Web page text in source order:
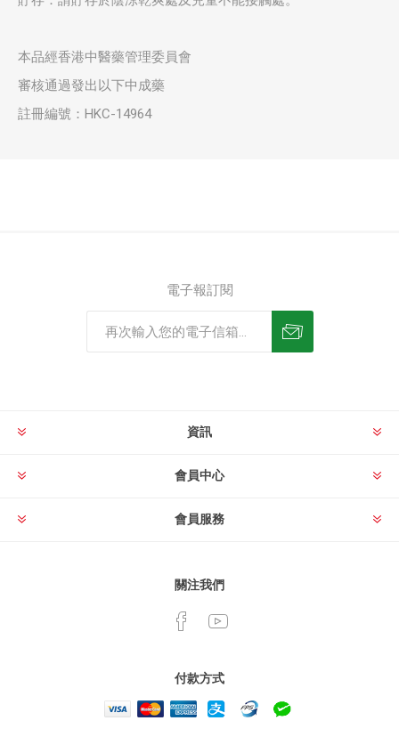
本品經香港中醫藥管理委員會
審核通過發出以下中成藥
註冊編號：HKC-14964
電子報訂閱
資訊
會員中心
會員服務
關注我們
付款方式